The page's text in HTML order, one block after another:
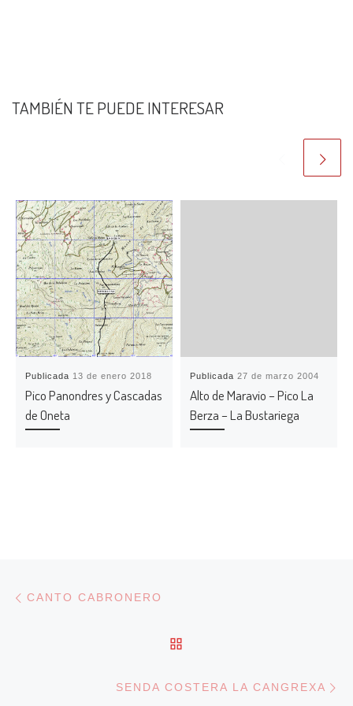
TAMBIÉN TE PUEDE INTERESAR
Publicada 13 de enero 2018
Pico Panondres y Cascadas
de Oneta
Publicada27 de marzo 2004
Alto de Maravio – Pico La
Berza – La Bustariega
Navegación de entradas
CANTO CABRONERO
SENDA COSTERA LA CANGREXA